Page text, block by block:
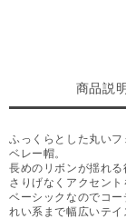
商品説
ふっくらとした丸い
ベレー帽。
長めのリボンが揺れ
さりげなくアクセント
ベーシックなのでコ
れい系まで幅広いテイ